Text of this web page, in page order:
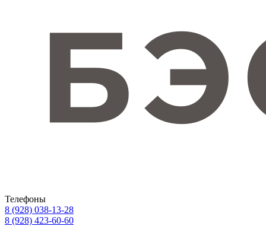
Телефоны
8 (928) 038-13-28
8 (928) 423-60-60